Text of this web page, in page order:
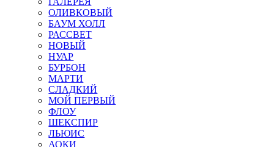
ОЛИВКОВЫЙ
БАУМ ХОЛЛ
РАССВЕТ
НОВЫЙ
НУАР
БУРБОН
МАРТИ
СЛАДКИЙ
МОЙ ПЕРВЫЙ
ФЛОУ
ШЕКСПИР
ЛЬЮИС
АОКИ